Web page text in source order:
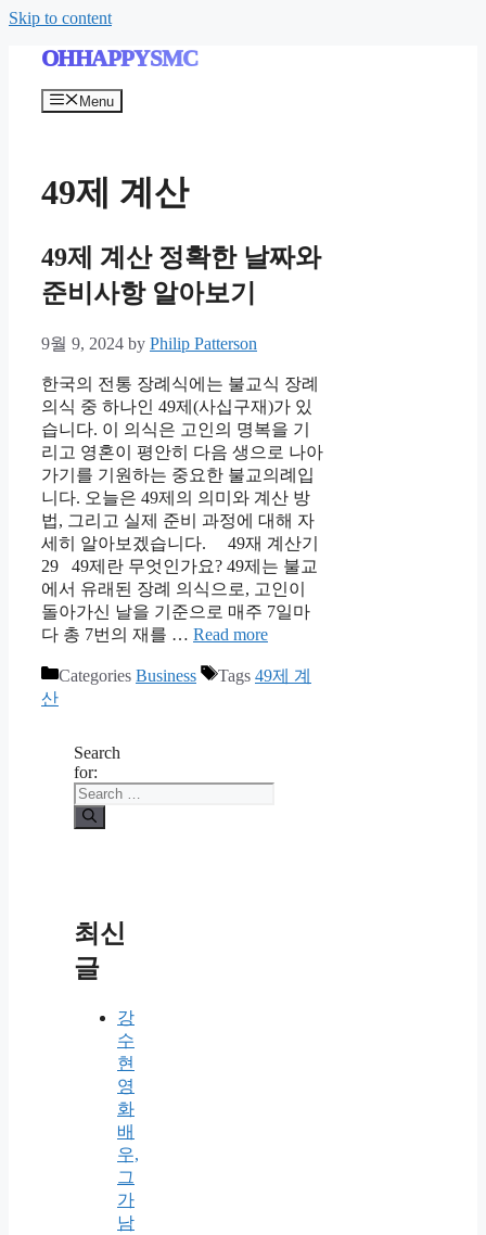
Skip to content
OHHAPPYSMC
Menu
49제 계산
49제 계산 정확한 날짜와
준비사항 알아보기
9월 9, 2024 by Philip Patterson
한국의 전통 장례식에는 불교식 장례
의식 중 하나인 49제(사십구재)가 있
습니다. 이 의식은 고인의 명복을 기
리고 영혼이 평안히 다음 생으로 나아
가기를 기원하는 중요한 불교의례입
니다. 오늘은 49제의 의미와 계산 방
법, 그리고 실제 준비 과정에 대해 자
세히 알아보겠습니다. 49재 계산기
29 49제란 무엇인가요? 49제는 불교
에서 유래된 장례 의식으로, 고인이
돌아가신 날을 기준으로 매주 7일마
다 총 7번의 재를 … Read more
Categories Business Tags 49제 계
산
Search
for:
최신
글
강
수
현
영
화
배
우,
그
가
남